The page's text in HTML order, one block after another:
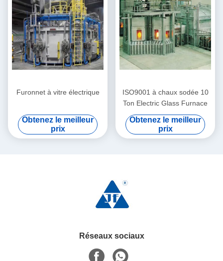
Furonnet à vitre électrique
Obtenez le meilleur
prix
ISO9001 à chaux sodée 10
Ton Electric Glass Furnace
Obtenez le meilleur
prix
Réseaux sociaux